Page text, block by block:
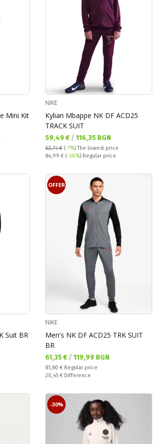
Mini Kit
NIKE
Kylian Mbappe NK DF ACD25
TRACK SUIT
Текуща цена:
59,49 € / 116,35 BGN
63,74 € (-7%)The lowest price
Regular price:
84,99 € (-30%) Regular price
Suit BR
OFFER
NIKE
Men's NK DF ACD25 TRK SUIT
BR
Текуща цена:
61,35 € / 119,99 BGN
Regular price:
81,80 € Regular price
Спестявате:
20,45 € Difference
-30%